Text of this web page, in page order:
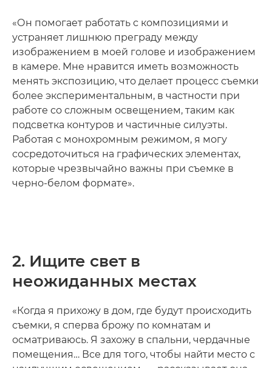
«Он помогает работать с композициями и
устраняет лишнюю преграду между
изображением в моей голове и изображением
в камере. Мне нравится иметь возможность
менять экспозицию, что делает процесс съемки
более экспериментальным, в частности при
работе со сложным освещением, таким как
подсветка контуров и частичные силуэты.
Работая с монохромным режимом, я могу
сосредоточиться на графических элементах,
которые чрезвычайно важны при съемке в
черно-белом формате».
2. Ищите свет в
неожиданных местах
«Когда я прихожу в дом, где будут происходить
съемки, я сперва брожу по комнатам и
осматриваюсь. Я захожу в спальни, чердачные
помещения… Все для того, чтобы найти место с